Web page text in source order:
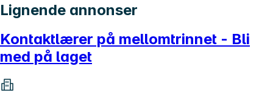
Lignende annonser
Kontaktlærer på mellomtrinnet - Bli
med på laget